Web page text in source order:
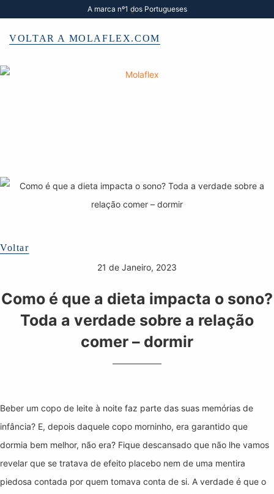
A marca nº1 dos Portugueses
VOLTAR A MOLAFLEX.COM
Voltar
21 de Janeiro, 2023
Como é que a dieta impacta o sono?
Toda a verdade sobre a relação
comer – dormir
Beber um copo de leite à noite faz parte das suas memórias de
infância? E, depois daquele copo morninho, era garantido que
dormia bem melhor, não era? Fique descansado que não lhe vamos
revelar que se tratava de efeito placebo nem de uma mentira
piedosa contada por quem tomava conta de si. A verdade é que o